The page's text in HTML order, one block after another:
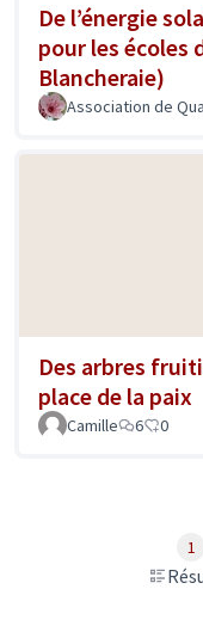
De l’énergie
pour les écoles
Blancheraie)
Association de
Des arbres
place de la paix
Camille 6 0
1